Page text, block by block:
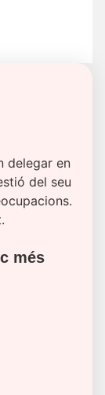
delegar en
del seu
més